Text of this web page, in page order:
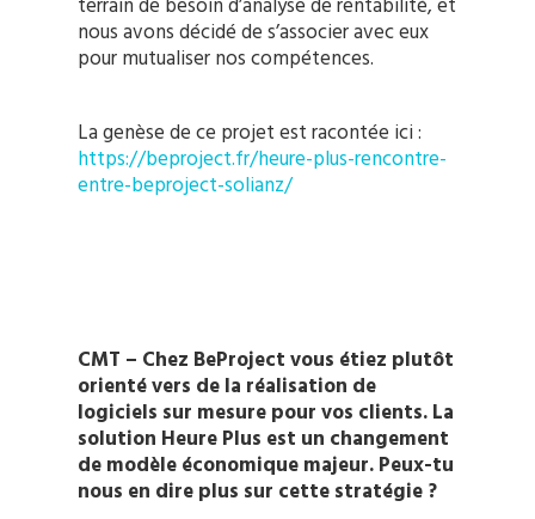
terrain de besoin d’analyse de rentabilité, et
nous avons décidé de s’associer avec eux
pour mutualiser nos compétences.
La genèse de ce projet est racontée ici :
https://beproject.fr/heure-plus-rencontre-
entre-beproject-solianz/
CMT – Chez BeProject vous étiez plutôt
orienté vers de la réalisation de
logiciels sur mesure pour vos clients. La
solution Heure Plus est un changement
de modèle économique majeur. Peux-tu
nous en dire plus sur cette stratégie ?